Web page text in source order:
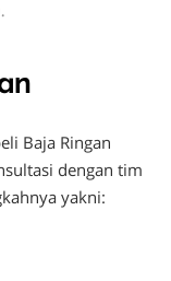
Baja Ringan
dengan tim
yakni: